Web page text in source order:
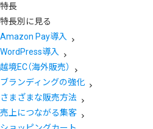
特長
特長別に見る
Amazon Pay導入
WordPress導入
越境EC（海外販売）
ブランディングの強化
さまざまな販売方法
売上につながる集客